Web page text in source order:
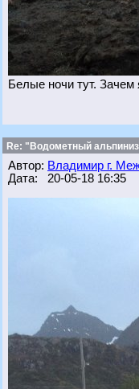
Белые ночи тут.
Re: "Водометный
Автор: Владимир г.
Дата: 20-05-18 16:35